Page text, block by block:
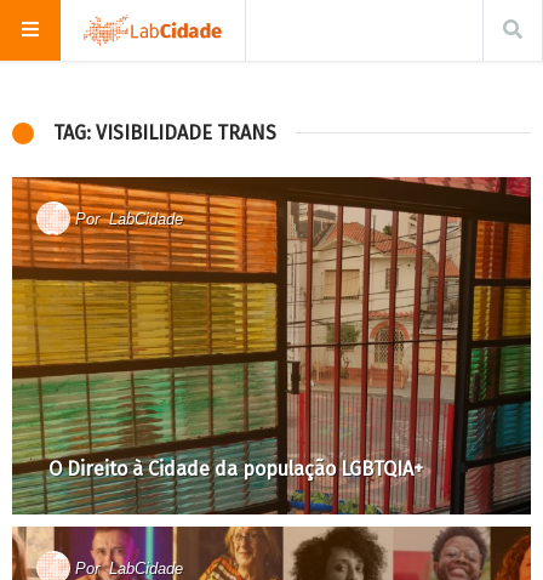
TAG: VISIBILIDADE TRANS
PorLabCidade
O Direito à Cidade da população LGBTQIA+
PorLabCidade